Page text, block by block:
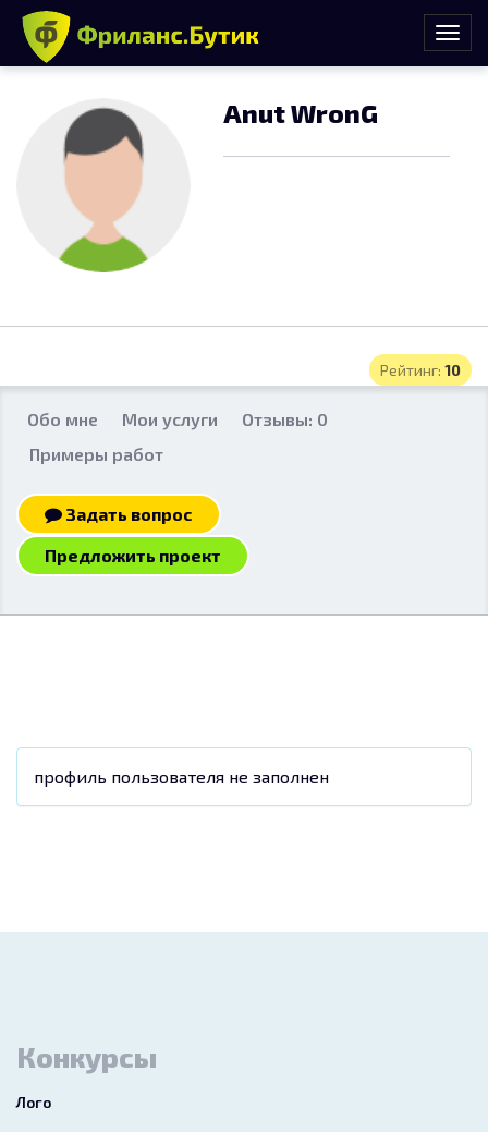
Anut WronG
Рейтинг: 10
Обо мне Мои услуги
Отзывы: 0
Примеры работ
Задать вопрос
Предложить проект
профиль пользователя не заполнен
Конкурсы
Лого